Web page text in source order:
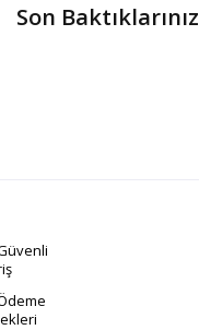
Son Baktıklarınız